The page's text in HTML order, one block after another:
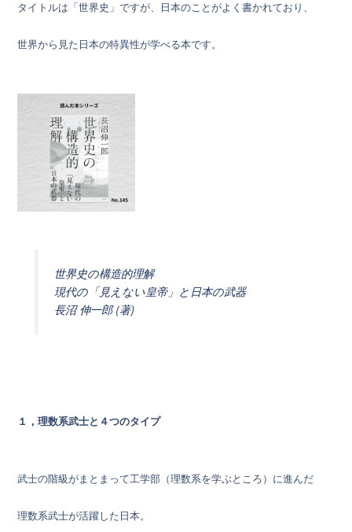
タイトルは「世界史」ですが、日本のことがよく書かれており、
世界から見た日本の特異性が学べる本です。
世界史の構造的理解
現代の「見えない皇帝」と日本の武器
長沼 伸一郎 (著)
１，理数系武士と４つのタイプ
武士の階級がまとまって工学部（理数系を学ぶところ）に進んだ
理数系武士が活躍した日本。